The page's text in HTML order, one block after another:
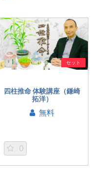
セット
四柱推命 体験講座（鎌崎
拓洋）
無料
0